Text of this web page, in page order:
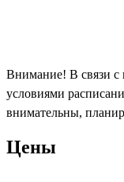
Внимание! В связи
условиями
внимательны,
Цены